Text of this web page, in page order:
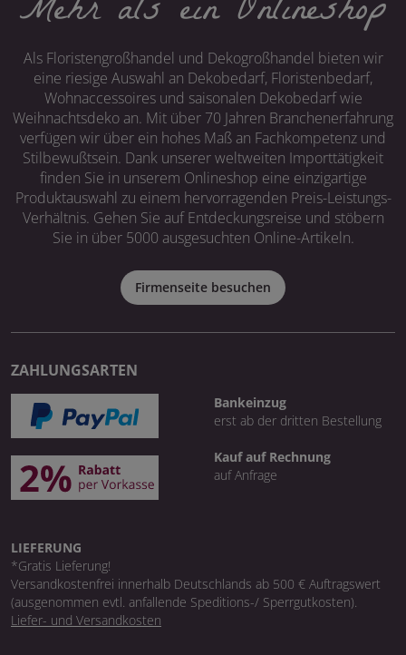
Als Floristengroßhandel und Dekogroßhandel bieten wir
eine riesige Auswahl an Dekobedarf, Floristenbedarf,
Wohnaccessoires und saisonalen Dekobedarf wie
Weihnachtsdeko an. Mit über 70 Jahren Branchenerfahrung
verfügen wir über ein hohes Maß an Fachkompetenz und
Stilbewußtsein. Dank unserer weltweiten Importtätigkeit
finden Sie in unserem Onlineshop eine einzigartige
Produktauswahl zu einem hervorragenden Preis-Leistungs-
Verhältnis. Gehen Sie auf Entdeckungsreise und stöbern
Sie in über 5000 ausgesuchten Online-Artikeln.
Firmenseite besuchen
ZAHLUNGSARTEN
Bankeinzug
erst ab der dritten Bestellung
Kauf auf Rechnung
auf Anfrage
LIEFERUNG
*Gratis Lieferung!
Versandkostenfrei innerhalb Deutschlands ab 500 € Auftragswert
(ausgenommen evtl. anfallende Speditions-/ Sperrgutkosten).
Liefer- und Versandkosten